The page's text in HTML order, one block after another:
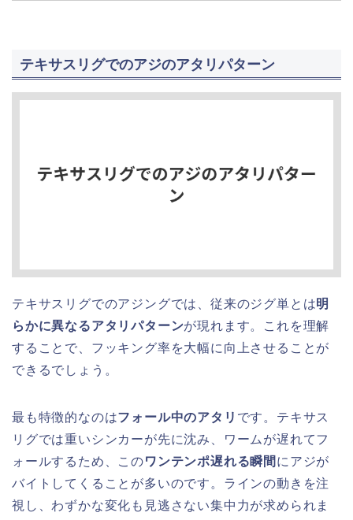
テキサスリグでのアジのアタリパターン
テキサスリグでのアジングでは、従来のジグ単とは明
らかに異なるアタリパターンが現れます。これを理解
することで、フッキング率を大幅に向上させることが
できるでしょう。
最も特徴的なのはフォール中のアタリ です。テキサス
リグでは重いシンカーが先に沈み、ワームが遅れてフ
ォールするため、このワンテンポ遅れる瞬間 にアジが
バイトしてくることが多いのです。ラインの動きを注
視し、わずかな変化も見逃さない集中力が求められま